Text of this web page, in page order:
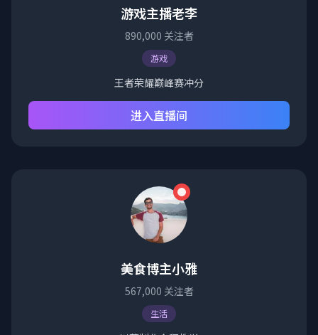
游戏主播老李
890,000 关注者
游戏
王者荣耀巅峰赛冲分
进入直播间
美食博主小雅
567,000 关注者
生活